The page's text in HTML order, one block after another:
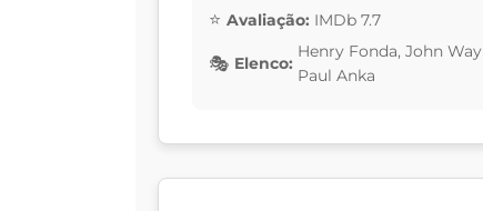
Avaliação: IMDb 7.7
Elenco:
Henry Fonda, John
Paul Anka